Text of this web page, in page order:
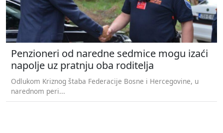
Penzioneri od naredne sedmice mogu izaći
napolje uz pratnju oba roditelja
Odlukom Kriznog štaba Federacije Bosne i Hercegovine, u
narednom peri...